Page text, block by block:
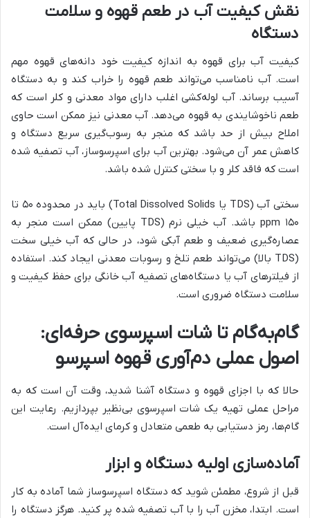
نقش کیفیت آب در طعم قهوه و سلامت
دستگاه
کیفیت آب برای قهوه به اندازه کیفیت خود دانه‌های قهوه مهم
است. آب نامناسب می‌تواند طعم قهوه را خراب کند و به دستگاه
آسیب برساند. آب لوله‌کشی اغلب دارای مواد معدنی و کلر است که
طعم ناخوشایندی به قهوه می‌دهد. آب معدنی نیز ممکن است حاوی
املاح بیش از حد باشد که منجر به رسوب‌گیری سریع دستگاه و
کاهش عمر آن می‌شود. بهترین آب برای اسپرسوساز، آب تصفیه شده
است که فاقد کلر و با سختی کنترل شده باشد.
سختی آب (TDS یا Total Dissolved Solids) باید در محدوده ۵۰ تا
۱۵۰ ppm باشد. آب خیلی نرم (TDS پایین) ممکن است منجر به
عصاره‌گیری ضعیف و طعم آبکی شود، در حالی که آب خیلی سخت
(TDS بالا) می‌تواند طعم تلخ و رسوبات معدنی ایجاد کند. استفاده
از فیلترهای آب یا دستگاه‌های تصفیه آب خانگی برای حفظ کیفیت و
سلامت دستگاه ضروری است.
گام‌به‌گام تا شات اسپرسوی حرفه‌ای:
اصول عملی دم‌آوری قهوه اسپرسو
حالا که با اجزای قهوه و دستگاه آشنا شدید، وقت آن است که به
مراحل عملی تهیه یک شات اسپرسوی بی‌نظیر بپردازیم. رعایت این
گام‌ها، رمز دستیابی به طعمی متعادل و کرمای ایده‌آل است.
آماده‌سازی اولیه دستگاه و ابزار
قبل از شروع، مطمئن شوید که دستگاه اسپرسوساز شما آماده به کار
است. ابتدا، مخزن آب را با آب تصفیه شده پر کنید. هرگز دستگاه را